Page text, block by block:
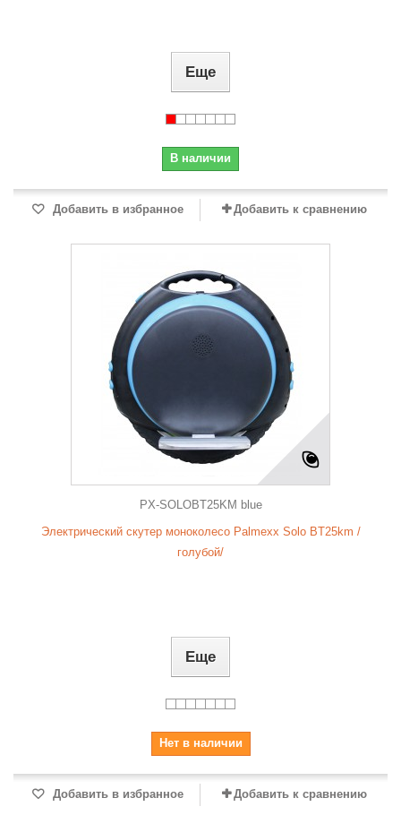
Еще
В наличии
Добавить в избранное Добавить к сравнению
PX-SOLOBT25KM blue
Электрический скутер моноколесо Palmexx Solo BT25km /
голубой/
Еще
Нет в наличии
Добавить в избранное Добавить к сравнению